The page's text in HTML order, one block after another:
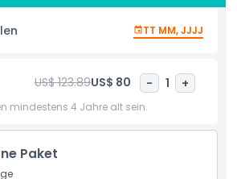
den Rausch des Schwebens in der
Professionelle Instruktoren stehen
dass Sie sich sicher und
TT MM, JJJJ
US$ 123.89US$ 80 - 1 +
mindestens 4 Jahre alt sein.
Paket